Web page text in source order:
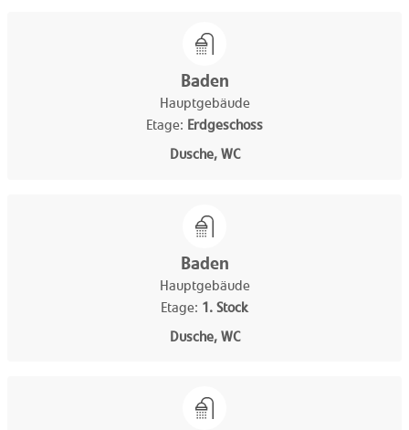
Baden
Hauptgebäude
Etage: Erdgeschoss
Dusche, WC
Baden
Hauptgebäude
Etage: 1. Stock
Dusche, WC